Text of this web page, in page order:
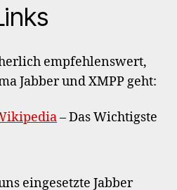
empfehlenswert,
Jabber und XMPP geht:
– Das Wichtigste
eingesetzte Jabber